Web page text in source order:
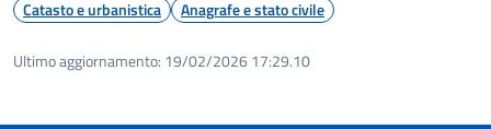
Catasto e urbanistica Anagrafe e stato civile
Ultimo aggiornamento: 19/02/2026 17:29.10